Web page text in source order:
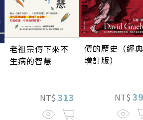
老祖宗傳下來不
生病的智慧
NT$ 313
債的歷史（經典
增訂版）
NT$